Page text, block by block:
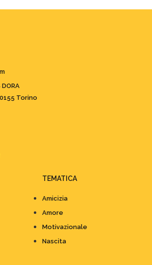
DORA
Torino
TEMATICA
Amicizia
Amore
Motivazionale
Nascita